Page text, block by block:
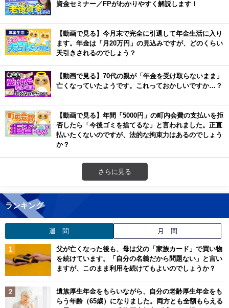
資金セミナー／FPがわかりやすく解説します！
【動画で見る】今月末で完全に引退して年金生活に入り
ます。年金は「月20万円」の見込みですが、どのくらい
天引きされるのでしょう？
【動画で見る】70代の親が「年金を受け取らないまま」
亡くなっていたようです。これっておかしいですか…？
【動画で見る】年間「5000円」の町内会費の支払いを拒
否したら「今後ゴミを捨てるな」と言われました。正直
払いたくないのですが、法的な拘束力はあるのでしょう
か？
さらに見る
ランキング
週 間 月 間
父が亡くなった後も、母は父の「家族カード」で買い物
を続けています。「自分の名義だから問題ない」と言い
ますが、このまま利用を続けてもよいのでしょうか？
遺族厚生年金をもらいながら、自分の老齢厚生年金をも
らう年齢（65歳）になりました。両方とも全額もらえる